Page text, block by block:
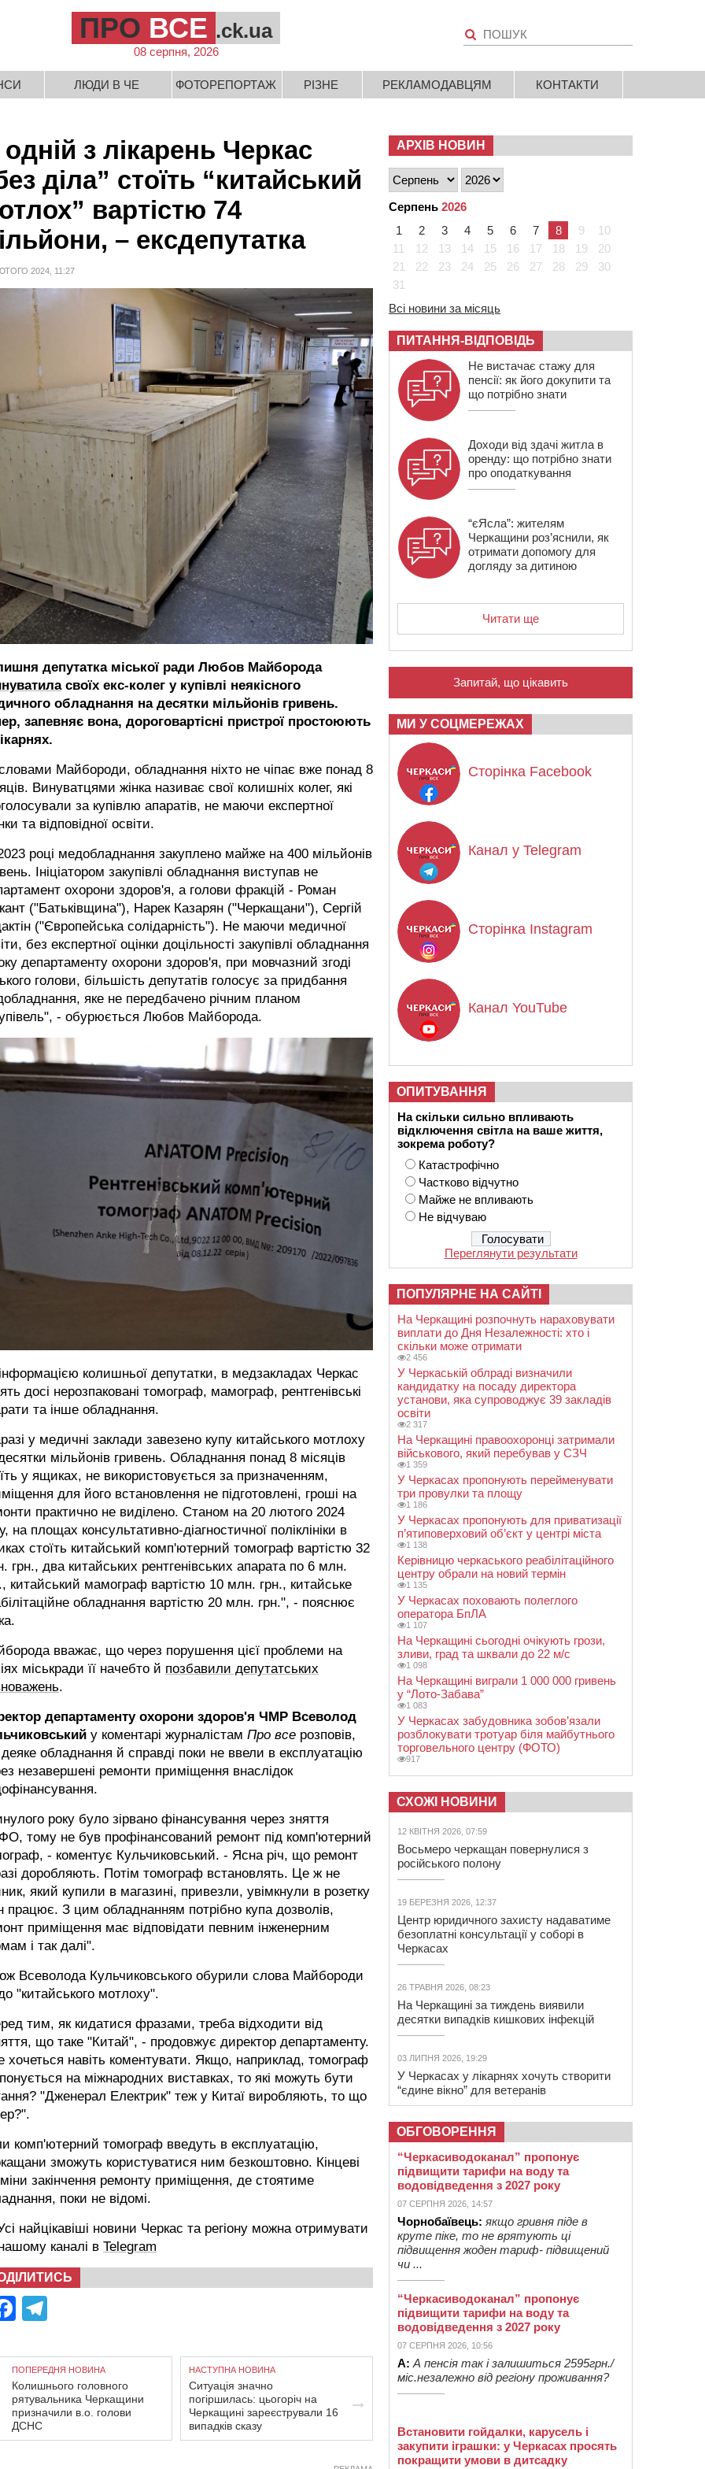
ПРО ВСЕ .ck.ua
08 серпня, 2026
ЛЮДИ В ЧЕ ФОТОРЕПОРТАЖ РІЗНЕ РЕКЛАМОДАВЦЯМ КОНТАКТИ
з лікарень Черкас
діла” стоїть “китайський
вартістю 74
– ексдепутатка
2024, 11:27
депутатка міської ради Любов Майборода
своїх екс-колег у купівлі неякісного
обладнання на десятки мільйонів гривень.
запевняє вона, дороговартісні пристрої простоюють
Майбороди, обладнання ніхто не чіпає вже понад 8
Винуватцями жінка називає свої колишніх колег, які
за купівлю апаратів, не маючи експертної
та відповідної освіти.
році медобладнання закуплено майже на 400 мільйонів
Ініціатором закупівлі обладнання виступав не
охорони здоров'я, а голови фракцій - Роман
("Батьківщина"), Нарек Казарян ("Черкащани"), Сергій
("Європейська солідарність"). Не маючи медичної
без експертної оцінки доцільності закупівлі обладнання
департаменту охорони здоров'я, при мовчазний згоді
голови, більшість депутатів голосує за придбання
яке не передбачено річним планом
- обурюється Любов Майборода.
колишньої депутатки, в медзакладах Черкас
досі нерозпаковані томограф, мамограф, рентгенівські
та інше обладнання.
у медичні заклади завезено купу китайського мотлоху
мільйонів гривень. Обладнання понад 8 місяців
у ящиках, не використовується за призначенням,
для його встановлення не підготовлені, гроші на
практично не виділено. Станом на 20 лютого 2024
на площах консультативно-діагностичної поліклініки в
стоїть китайський комп'ютерний томограф вартістю 32
грн., два китайських рентгенівських апарата по 6 млн.
китайський мамограф вартістю 10 млн. грн., китайське
обладнання вартістю 20 млн. грн.", - пояснює
вважає, що через порушення цієї проблеми на
міськради її начебто й позбавили депутатських
.
департаменту охорони здоров'я ЧМР Всеволод
у коментарі журналістам Про все розповів,
обладнання й справді поки не ввели в експлуатацію
незавершені ремонти приміщення внаслідок
року було зірвано фінансування через зняття
тому не був профінансований ремонт під комп'ютерний
- коментує Кульчиковський. - Ясна річ, що ремонт
доробляють. Потім томограф встановлять. Це ж не
який купили в магазині, привезли, увімкнули в розетку
працює. З цим обладнанням потрібно купа дозволів,
приміщення має відповідати певним інженерним
і так далі".
Всеволода Кульчиковського обурили слова Майбороди
"китайського мотлоху".
тим, як кидатися фразами, треба відходити від
що таке "Китай", - продовжує директор департаменту.
хочеться навіть коментувати. Якщо, наприклад, томограф
на міжнародних виставках, то які можуть бути
"Дженерал Електрик" теж у Китаї виробляють, то що
комп'ютерний томограф введуть в експлуатацію,
зможуть користуватися ним безкоштовно. Кінцеві
закінчення ремонту приміщення, де стоятиме
поки не відомі.
найцікавіші новини Черкас та регіону можна отримувати
каналі в Telegram
Facebook
ПОПЕРЕДНЯ НОВИНА
Колишнього головного
рятувальника Черкащини
призначили в.о. голови
ДСНС
НАСТУПНА НОВИНА
Ситуація значно
погіршилась: цьогоріч на
Черкащині зареєстрували 16
випадків сказу
АРХІВ НОВИН
Серпень 2026
1
2 3 4 5 6 7 8 9
10
11
12 13 14 15 16 17 18 19
20
21
22 23 24 25 26 27 28 29
30
31
Всі новини за місяць
ПИТАННЯ-ВІДПОВІДЬ
Не вистачає стажу для
пенсії: як його докупити та
що потрібно знати
Доходи від здачі житла в
оренду: що потрібно знати
про оподаткування
“єЯсла”: жителям
Черкащини роз’яснили, як
отримати допомогу для
догляду за дитиною
Читати ще
Запитай, що цікавить
МИ У СОЦМЕРЕЖАХ
Сторінка Facebook
Канал у Telegram
Сторінка Instagram
Канал YouTube
ОПИТУВАННЯ
На скільки сильно впливають
відключення світла на ваше життя,
зокрема роботу?
Катастрофічно
Частково відчутно
Майже не впливають
Не відчуваю
Переглянути результати
ПОПУЛЯРНЕ НА САЙТІ
На Черкащині розпочнуть нараховувати
виплати до Дня Незалежності: хто і
скільки може отримати
2 456
У Черкаській облраді визначили
кандидатку на посаду директора
установи, яка супроводжує 39 закладів
освіти
2 317
На Черкащині правоохоронці затримали
військового, який перебував у СЗЧ
1 359
У Черкасах пропонують перейменувати
три провулки та площу
1 186
У Черкасах пропонують для приватизації
п’ятиповерховий об’єкт у центрі міста
1 138
Керівницю черкаського реабілітаційного
центру обрали на новий термін
1 135
У Черкасах поховають полеглого
оператора БпЛА
1 107
На Черкащині сьогодні очікують грози,
зливи, град та шквали до 22 м/с
1 098
На Черкащині виграли 1 000 000 гривень
у “Лото-Забава”
1 083
У Черкасах забудовника зобов’язали
розблокувати тротуар біля майбутнього
торговельного центру (ФОТО)
917
СХОЖІ НОВИНИ
12 КВІТНЯ 2026, 07:59
Восьмеро черкащан повернулися з
російського полону
19 БЕРЕЗНЯ 2026, 12:37
Центр юридичного захисту надаватиме
безоплатні консультації у соборі в
Черкасах
26 ТРАВНЯ 2026, 08:23
На Черкащині за тиждень виявили
десятки випадків кишкових інфекцій
03 ЛИПНЯ 2026, 19:29
У Черкасах у лікарнях хочуть створити
“єдине вікно” для ветеранів
ОБГОВОРЕННЯ
“Черкасиводоканал” пропонує
підвищити тарифи на воду та
водовідведення з 2027 року
07 СЕРПНЯ 2026, 14:57
Чорнобаївець: якщо гривня піде в
круте піке, то не врятують ці
підвищення жоден тариф- підвищений
чи ...
“Черкасиводоканал” пропонує
підвищити тарифи на воду та
водовідведення з 2027 року
07 СЕРПНЯ 2026, 10:56
А: А пенсія так і залишиться 2595грн./
міс.незалежно від регіону проживання?
Встановити гойдалки, карусель і
закупити іграшки: у Черкасах просять
покращити умови в дитсадку